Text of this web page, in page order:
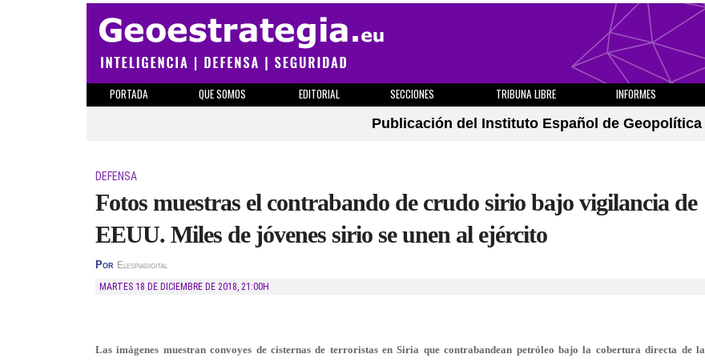
PORTADA QUE SOMOS EDITORIAL SECCIONES TRIBUNA LIBRE INFORMES
Publicación del Instituto Español de Geopolítica
DEFENSA
Fotos muestras el contrabando de crudo sirio bajo vigilancia de
EEUU. Miles de jóvenes sirio se unen al ejército
Por Elespiadigital
MARTES 18 DE DICIEMBRE DE 2018, 21:00H
Las imágenes muestran convoyes de cisternas de terroristas en Siria que contrabandean petróleo bajo la cobertura directa de la